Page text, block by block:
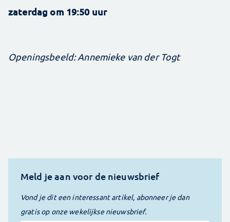
zaterdag om 19:50 uur
Openingsbeeld: Annemieke van der Togt
Meld je aan voor de nieuwsbrief
Vond je dit een interessant artikel, abonneer je dan
gratis op onze wekelijkse nieuwsbrief.